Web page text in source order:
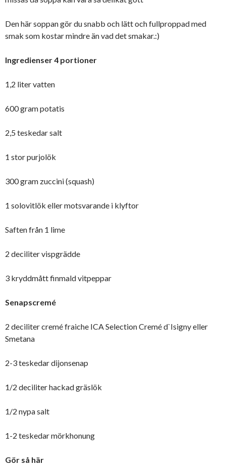
Den här soppan gör du snabb och lätt och fullproppad med
smak som kostar mindre än vad det smakar.:)
Ingredienser 4 portioner
1,2 liter vatten
600 gram potatis
2,5 teskedar salt
1 stor purjolök
300 gram zuccini (squash)
1 solovitlök eller motsvarande i klyftor
Saften från 1 lime
2 deciliter vispgrädde
3 kryddmått finmald vitpeppar
Senapscremé
2 deciliter cremé fraiche ICA Selection Cremé d`Isigny eller
Smetana
2-3 teskedar dijonsenap
1/2 deciliter hackad gräslök
1/2 nypa salt
1-2 teskedar mörkhonung
Gör så här